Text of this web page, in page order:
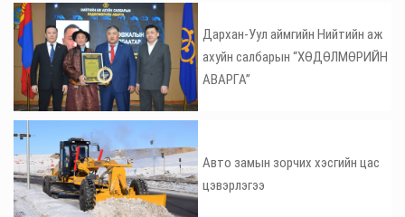
Дархан-Уул аймгийн Нийтийн аж
ахуйн салбарын “ХӨДӨЛМӨРИЙН
АВАРГА”
Авто замын зорчих хэсгийн цас
цэвэрлэгээ